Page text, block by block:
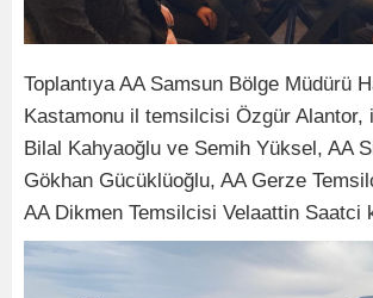
Toplantıya AA Samsun Bölge Müdürü
Kastamonu il temsilcisi Özgür Alantor,
Bilal Kahyaoğlu ve Semih Yüksel, AA
Gökhan Gücüklüoğlu, AA Gerze
AA Dikmen Temsilcisi Velaattin Saatci